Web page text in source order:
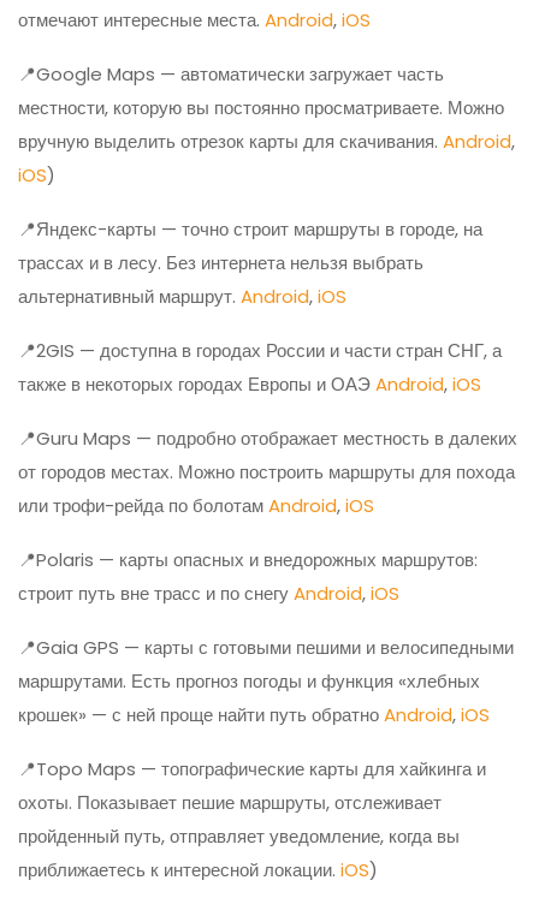
отмечают интересные места. Android,iOS
📍Google Maps — автоматически загружает часть
местности, которую вы постоянно просматриваете. Можно
вручную выделить отрезок карты для скачивания. Android,
iOS)
📍Яндекс-карты — точно строит маршруты в городе, на
трассах и в лесу. Без интернета нельзя выбрать
альтернативный маршрут. Android,iOS
📍2GIS — доступна в городах России и части стран СНГ, а
также в некоторых городах Европы и ОАЭAndroid,iOS
📍Guru Maps — подробно отображает местность в далеких
от городов местах. Можно построить маршруты для похода
или трофи-рейда по болотамAndroid,iOS
📍Polaris — карты опасных и внедорожных маршрутов:
строит путь вне трасс и по снегуAndroid,iOS
📍Gaia GPS — карты с готовыми пешими и велосипедными
маршрутами. Есть прогноз погоды и функция «хлебных
крошек» — с ней проще найти путь обратноAndroid,iOS
📍Topo Maps — топографические карты для хайкинга и
охоты. Показывает пешие маршруты, отслеживает
пройденный путь, отправляет уведомление, когда вы
приближаетесь к интересной локации. iOS)